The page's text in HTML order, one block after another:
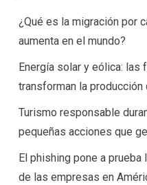
¿Qué es la migración por
aumenta en el mundo?
Energía solar y eólica:
transforman la producción
Turismo responsable
pequeñas acciones que
El phishing pone a
de las empresas en